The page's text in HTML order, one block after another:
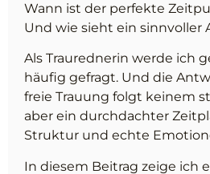
Wann ist der perfekte
Und wie sieht ein sinnvoller
Als Traurednerin werde ich
häufig gefragt. Und die
freie Trauung folgt keinem
aber ein durchdachter
Struktur und echte
In diesem Beitrag zeige ich